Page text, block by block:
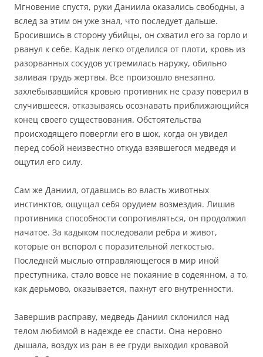
Мгновение спустя, руки Даниила оказались свободны, а
вслед за этим он уже знал, что последует дальше.
Бросившись в сторону убийцы, он схватил его за горло и
рванул к себе. Кадык легко отделился от плоти, кровь из
разорванных сосудов устремилась наружу, обильно
заливая грудь жертвы. Все произошло внезапно,
захлебывавшийся кровью противник не сразу поверил в
случившееся, отказываясь осознавать приближающийся
конец своего существования. Обстоятельства
происходящего повергли его в шок, когда он увидел
перед собой неизвестно откуда взявшегося медведя и
ощутил его силу.
Сам же Даниил, отдавшись во власть животных
инстинктов, ощущал себя орудием возмездия. Лишив
противника способности сопротивляться, он продолжил
начатое. За кадыком последовали ребра и живот,
которые он вспорол с поразительной легкостью.
Последней мыслью отправляющегося в мир иной
преступника, стало вовсе не покаяние в содеянном, а то,
как дерьмово, оказывается, пахнут его внутренности.
Завершив расправу, медведь Даниил склонился над
телом любимой в надежде ее спасти. Она неровно
дышала, воздух из ран в ее груди выходил кровавой